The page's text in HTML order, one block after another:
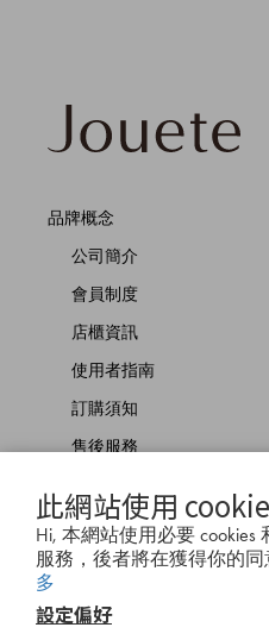
此網站使用
Hi, 本網站使用必要 cookies
服務，後者將在獲得你的同
多
設定偏好
品牌概念
公司簡介
會員制度
店櫃資訊
使用者指南
訂購須知
售後服務
聯絡我們